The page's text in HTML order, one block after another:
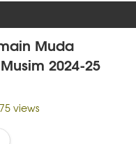
Muda
2024-25
views